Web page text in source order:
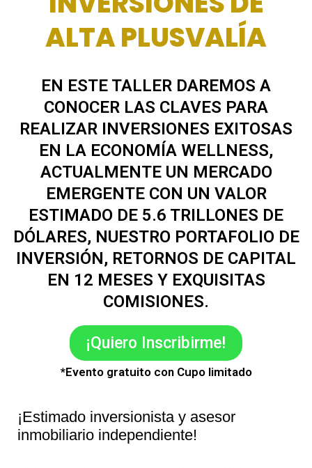
ALTA PLUSVALÍA
EN ESTE TALLER DAREMOS A
CONOCER LAS CLAVES PARA
REALIZAR INVERSIONES EXITOSAS
EN LA ECONOMÍA WELLNESS,
ACTUALMENTE UN MERCADO
EMERGENTE CON UN VALOR
ESTIMADO DE 5.6 TRILLONES DE
DÓLARES, NUESTRO PORTAFOLIO DE
INVERSIÓN, RETORNOS DE CAPITAL
EN 12 MESES Y EXQUISITAS
COMISIONES.
¡Quiero Inscribirme!
*Evento gratuito con Cupo limitado
¡Estimado inversionista y asesor
inmobiliario independiente!